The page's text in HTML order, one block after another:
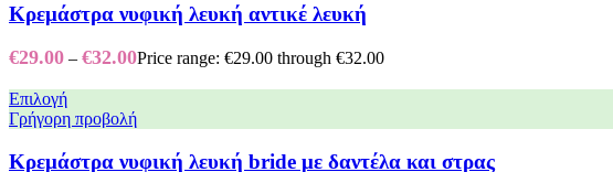
Κρεμάστρα νυφική λευκή αντικέ λευκή
€29.00 – €32.00Price range: €29.00 through €32.00
Επιλογή
Γρήγορη προβολή
Κρεμάστρα νυφική λευκή bride με δαντέλα και στρας